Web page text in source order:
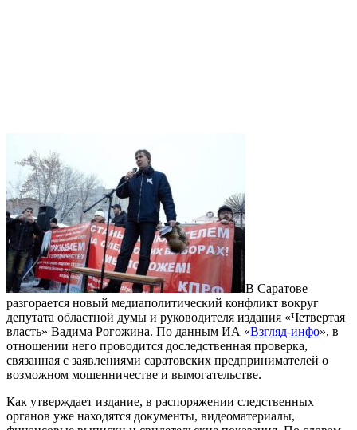
В Саратове
разгорается новый медиаполитический конфликт вокруг
депутата областной думы и руководителя издания «Четвертая
власть» Вадима Рогожина. По данным ИА «Взгляд-инфо», в
отношении него проводится доследственная проверка,
связанная с заявлениями саратовских предпринимателей о
возможном мошенничестве и вымогательстве.
Как утверждает издание, в распоряжении следственных
органов уже находятся документы, видеоматериалы,